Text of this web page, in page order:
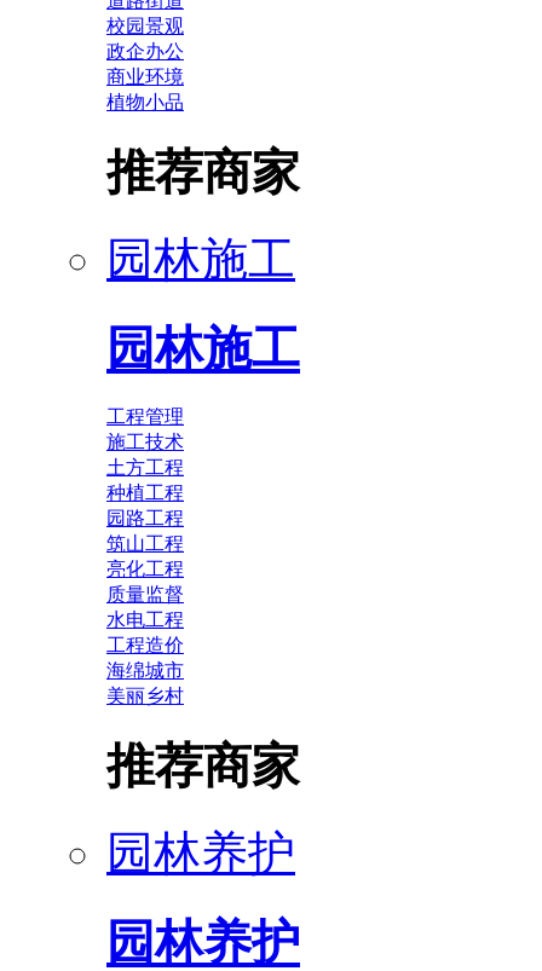
校园景观
政企办公
商业环境
植物小品
推荐商家
园林施工
园林施工
工程管理
施工技术
土方工程
种植工程
园路工程
筑山工程
亮化工程
质量监督
水电工程
工程造价
海绵城市
美丽乡村
推荐商家
园林养护
园林养护